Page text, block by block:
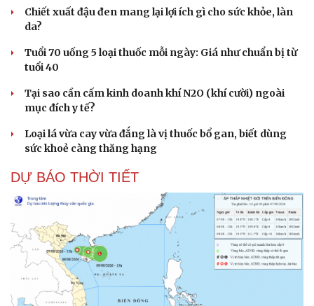
Cải chính
Chiết xuất đậu đen mang lại lợi ích gì cho sức khỏe, làn
da?
Tuổi 70 uống 5 loại thuốc mỗi ngày: Giá như chuẩn bị từ
tuổi 40
Tại sao cần cấm kinh doanh khí N2O (khí cười) ngoài
mục đích y tế?
Loại lá vừa cay vừa đắng là vị thuốc bổ gan, biết dùng
sức khoẻ càng thăng hạng
DỰ BÁO THỜI TIẾT